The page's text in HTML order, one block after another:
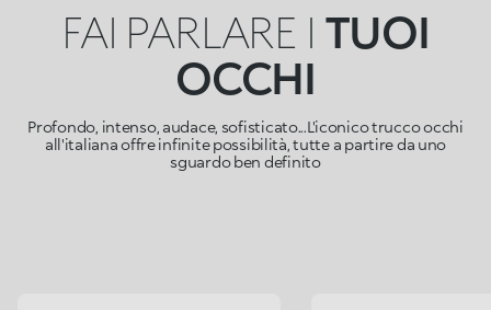
FAI PARLARE I TUOI
OCCHI
Profondo, intenso, audace, sofisticato...L'iconico trucco occhi
all'italiana offre infinite possibilità, tutte a partire da uno
sguardo ben definito